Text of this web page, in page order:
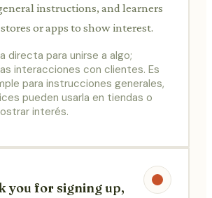
instructions, and learners
or apps to show interest.
directa para unirse a algo;
interacciones con clientes. Es
para instrucciones generales,
pueden usarla en tiendas o
interés.
you for signing up,